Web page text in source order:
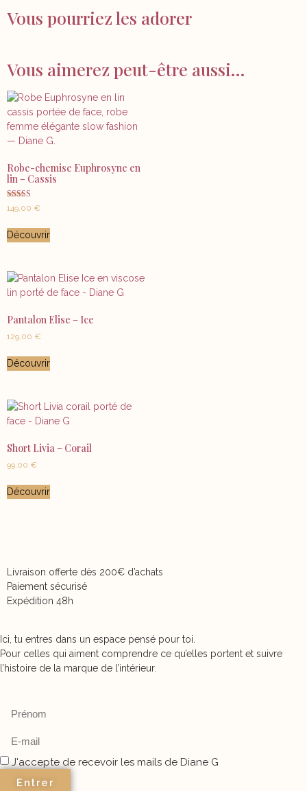
Vous pourriez les adorer
Vous aimerez peut-être aussi…
Robe-chemise Euphrosyne en
lin – Cassis
Note
5.00
149,00 €
Découvrir
Pantalon Elise – Ice
129,00 €
Découvrir
Short Livia – Corail
99,00 €
Découvrir
Livraison offerte dès 200€ d’achats
Paiement sécurisé
Expédition 48h
Ici, tu entres dans un espace pensé pour toi.
Pour celles qui aiment comprendre ce qu’elles portent et suivre
l’histoire de la marque de l’intérieur.
J'accepte de recevoir les mails de Diane G
Entrer